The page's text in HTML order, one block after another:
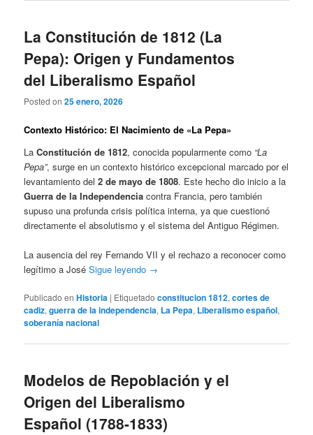
La Constitución de 1812 (La
Pepa): Origen y Fundamentos
del Liberalismo Español
Posted on25 enero, 2026
Contexto Histórico: El Nacimiento de «La Pepa»
LaConstitución de 1812, conocida popularmente como “La
Pepa”, surge en un contexto histórico excepcional marcado por el
levantamiento del2 de mayo de 1808. Este hecho dio inicio a la
Guerra de la Independencia contra Francia, pero también
supuso una profunda crisis política interna, ya que cuestionó
directamente el absolutismo y el sistema del Antiguo Régimen.
La ausencia del rey Fernando VII y el rechazo a reconocer como
legítimo a JoséSigue leyendo →
Publicado en Historia | Etiquetado constitucion 1812,cortes de
cadiz,guerra de la independencia, La Pepa, Liberalismo español,
soberanía nacional
Modelos de Repoblación y el
Origen del Liberalismo
Español (1788-1833)